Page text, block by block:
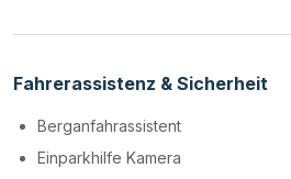
Fahrerassistenz & Sicherheit
Berganfahrassistent
Einparkhilfe Kamera